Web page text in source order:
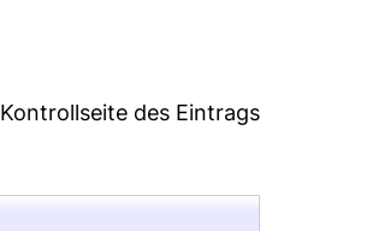
Kontrollseite des Eintrags